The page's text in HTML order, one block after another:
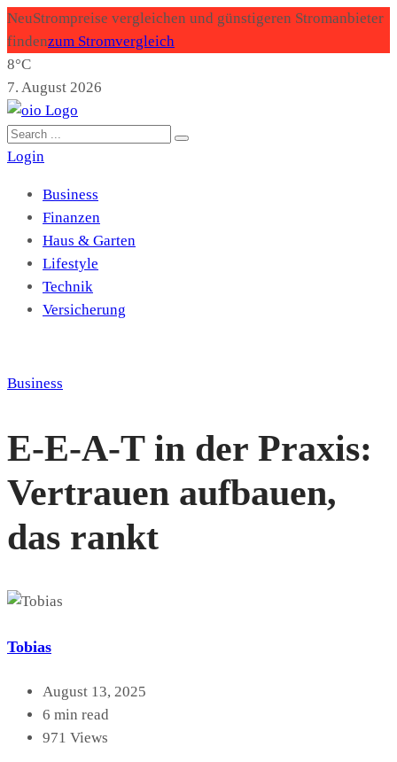
NeuStrompreise vergleichen und günstigeren Stromanbieter
findenzum Stromvergleich
8°C
7. August 2026
Login
Business
Finanzen
Haus & Garten
Lifestyle
Technik
Versicherung
Business
E-E-A-T in der Praxis:
Vertrauen aufbauen,
das rankt
Tobias
August 13, 2025
6 min read
971 Views